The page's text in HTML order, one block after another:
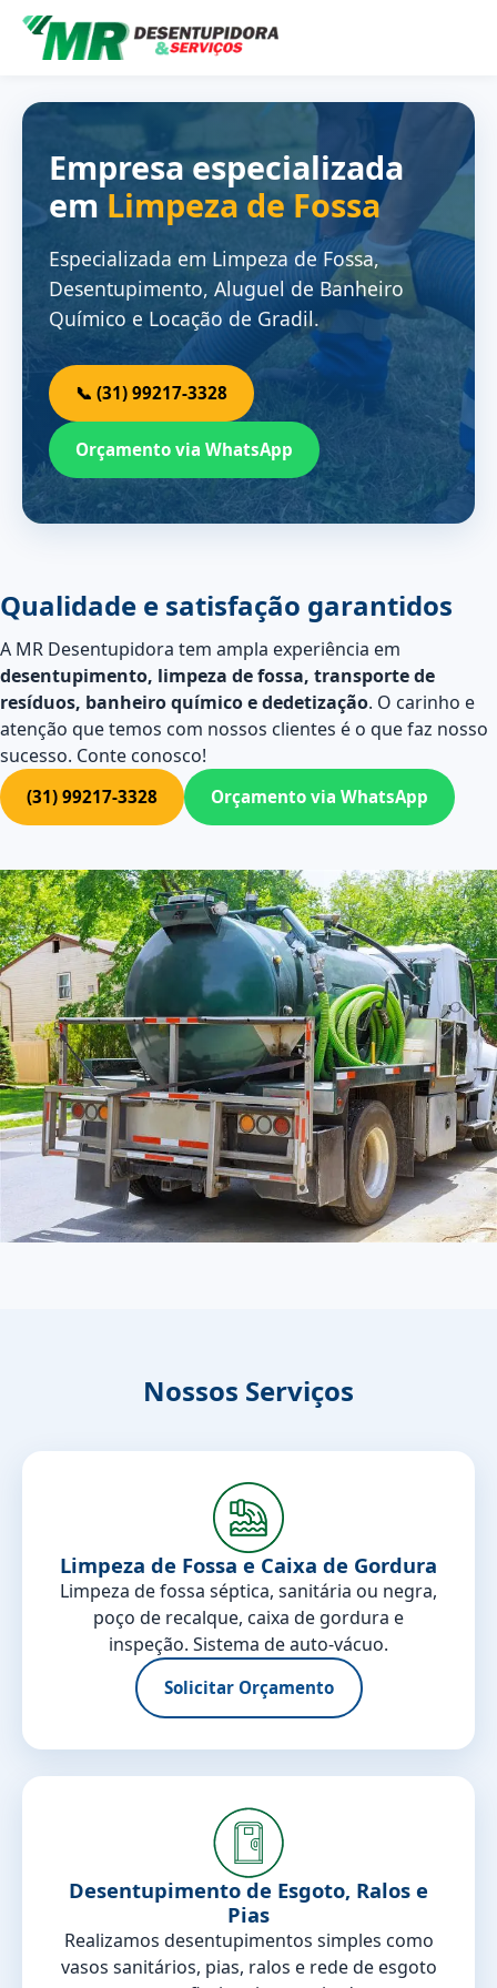
Empresa especializada
em Limpeza de Fossa
Especializada em Limpeza de Fossa,
Desentupimento, Aluguel de Banheiro
Químico e Locação de Gradil.
📞 (31) 99217-3328
Orçamento via WhatsApp
Qualidade e satisfação garantidos
A MR Desentupidora tem ampla experiência em
desentupimento, limpeza de fossa, transporte de
resíduos, banheiro químico e dedetização. O carinho e
atenção que temos com nossos clientes é o que faz nosso
sucesso. Conte conosco!
(31) 99217-3328 Orçamento via WhatsApp
Nossos Serviços
Limpeza de Fossa e Caixa de Gordura
Limpeza de fossa séptica, sanitária ou negra,
poço de recalque, caixa de gordura e
inspeção. Sistema de auto-vácuo.
Solicitar Orçamento
Desentupimento de Esgoto, Ralos e
Pias
Realizamos desentupimentos simples como
vasos sanitários, pias, ralos e rede de esgoto